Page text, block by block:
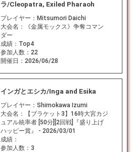
ラ/Cleopatra, Exiled Pharaoh
プレイヤー： Mitsumori Daichi
大会名：
《金属モックス》争奪コマン
ダー
成績： Top4
参加人数： 22
開催日： 2026/06/28
インガとエシカ/Inga and Esika
プレイヤー： Shimokawa Izumi
大会名：
【ブラケット3】16時大宮カジ
ュアル統率者 [50分][2回戦]『盛り上げ
ハッピー賞』 - 2026/03/01
成績：
参加人数： 3